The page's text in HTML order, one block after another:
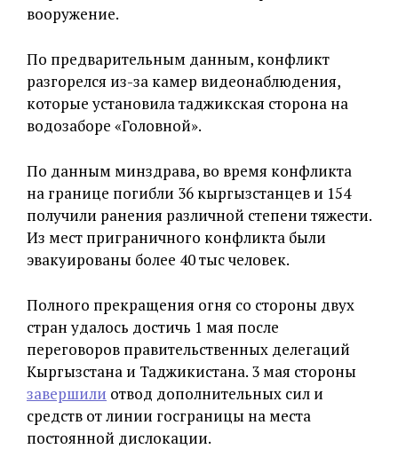
вооружение.
По предварительным данным, конфликт
разгорелся из-за камер видеонаблюдения,
которые установила таджикская сторона на
водозаборе «Головной».
По данным минздрава, во время конфликта
на границе погибли 36 кыргызстанцев и 154
получили ранения различной степени тяжести.
Из мест приграничного конфликта были
эвакуированы более 40 тыс человек.
Полного прекращения огня со стороны двух
стран удалось достичь 1 мая после
переговоров правительственных делегаций
Кыргызстана и Таджикистана. 3 мая стороны
завершили отвод дополнительных сил и
средств от линии госграницы на места
постоянной дислокации.